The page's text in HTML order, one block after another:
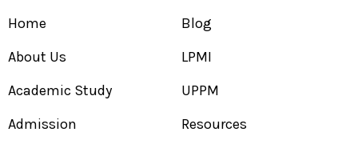
Home
About Us
Academic Study
Admission
Blog
LPMI
UPPM
Resources